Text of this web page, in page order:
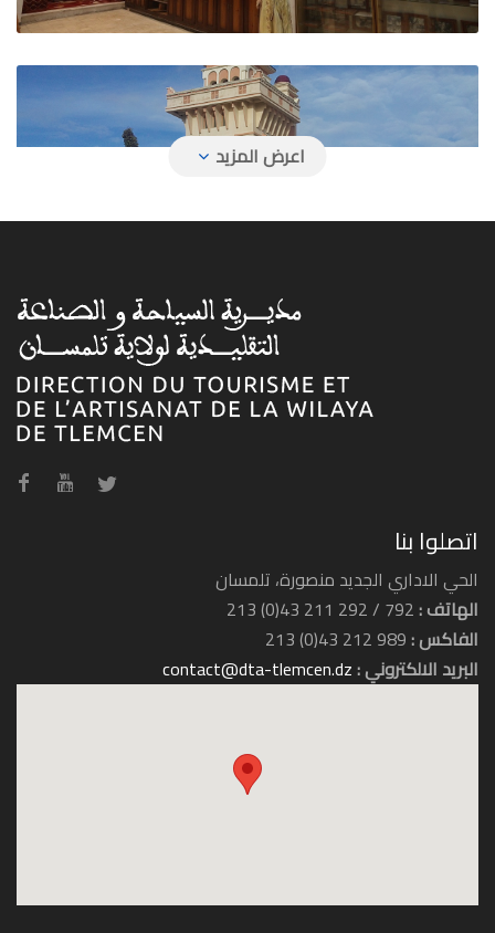
وكالة السفر بوماريا ترافل
وكالة السفر ديبلوماسي ترافل
وكالة السفر جول ترافل
اتصلوا بنا
الحي الاداري الجديد منصورة، تلمسان
الهاتف :792 / 292 211 43(0) 213
الفاكس :989 212 43(0) 213
البريد الالكتروني :contact@dta-tlemcen.dz